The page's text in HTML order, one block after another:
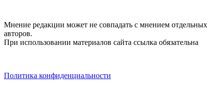
Мнение редакции может не совпадать с мнением отдельных
авторов.
При использовании материалов сайта ссылка обязательна
Политика конфиденциальности